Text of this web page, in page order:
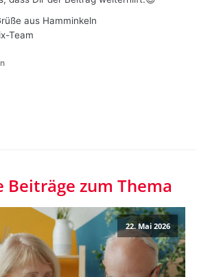
aus Hamminkeln
Team
Beiträge zum Thema
22. Mai 2026